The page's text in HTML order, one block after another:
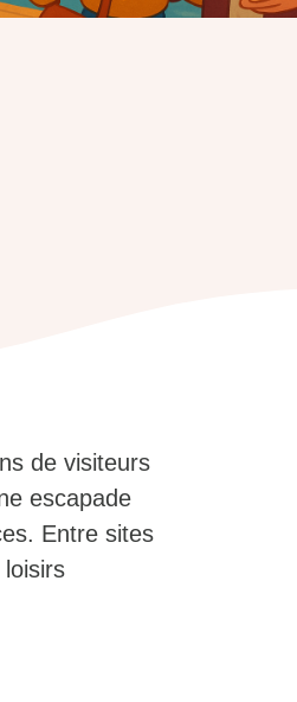
de visiteurs
escapade
Entre sites